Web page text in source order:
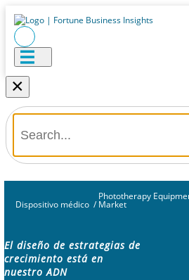
×
Dispositivo médico /
Phototherapy
Market
El diseño de estrategias de
crecimiento está en
nuestro ADN